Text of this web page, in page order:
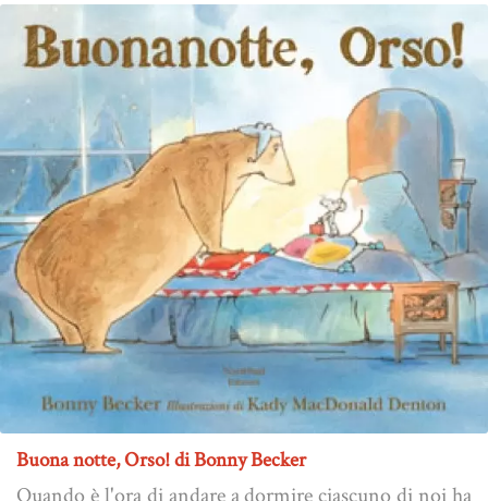
Buona notte, Orso! di Bonny Becker
Quando è l'ora di andare a dormire ciascuno di noi ha